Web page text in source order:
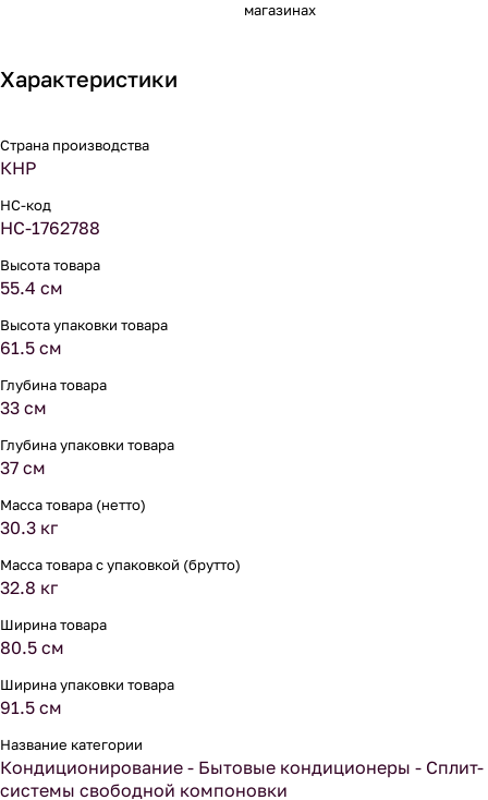
магазинах
Характеристики
Страна производства
КНР
НС-код
НС-1762788
Высота товара
55.4 см
Высота упаковки товара
61.5 см
Глубина товара
33 см
Глубина упаковки товара
37 см
Масса товара (нетто)
30.3 кг
Масса товара с упаковкой (брутто)
32.8 кг
Ширина товара
80.5 см
Ширина упаковки товара
91.5 см
Название категории
Кондиционирование - Бытовые кондиционеры - Сплит-
системы свободной компоновки